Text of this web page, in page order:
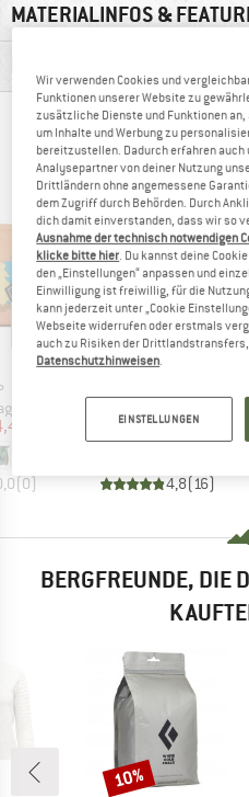
MATERIALINFOS &
ANDERE
Preis
€
(0)
MARKE
BLACK DIAMOND
Preis
29,95 € reduzierter
ab 23,96 €
4,8(16)
Rabatt
bis 20%
BERGFREUNDE, DIE
Rabatt
10%
Wir verwenden Cookies und
Funktionen unserer Website zu
zusätzliche Dienste und Funktionen
um Inhalte und Werbung zu
bereitzustellen. Dadurch erfahren auch
Analysepartner von deiner Nutzung
Drittländern ohne angemessene
dem Zugriff durch Behörden. Durch
dich damit einverstanden, dass wir so
Ausnahme der technisch notwendigen
klicke bitte hier . Du kannst deine
den „Einstellungen“ anpassen und
Einwilligung ist freiwillig, für die
kann jederzeit unter „Cookie
Webseite widerrufen oder erstmals
auch zu Risiken der
Datenschutzhinweisen
EINSTELLUNGEN